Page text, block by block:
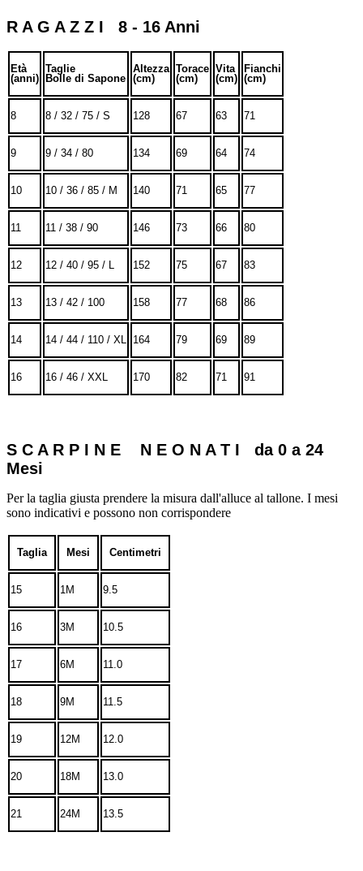
R A G A Z Z I 8 - 16 Anni
Età
(anni)
Taglie
Bolle di Sapone
Altezza
(cm)
Torace
(cm)
Vita
(cm)
Fianchi
(cm)
8 8 / 32 / 75 / S 128 67 63 71
9 9 / 34 / 80 134 69 64 74
10 10 / 36 / 85 / M 140 71 65 77
11 11 / 38 / 90 146 73 66 80
12 12 / 40 / 95 / L 152 75 67 83
13 13 / 42 / 100 158 77 68 86
14 14 / 44 / 110 / XL 164 79 69 89
16 16 / 46 / XXL 170 82 71 91
S C A R P I N E N E O N A T I da 0 a 24
Mesi
Per la taglia giusta prendere la misura dall'alluce al tallone. I mesi
sono indicativi e possono non corrispondere
Taglia Mesi Centimetri
15 1M 9.5
16 3M 10.5
17 6M 11.0
18 9M 11.5
19 12M 12.0
20 18M 13.0
21 24M 13.5